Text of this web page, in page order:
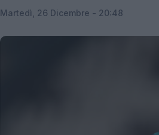
Martedì, 26 Dicembre - 20:48